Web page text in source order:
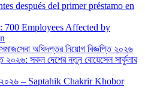
después del primer préstamo en
700 Employees Affected by
অধিদপ্তর নিয়োগ বিজ্ঞপ্তি ২০২৬
২০২৬: সকল দেশের নতুন বোয়েসেল সার্কুলার
২০২৬ – Saptahik Chakrir Khobor